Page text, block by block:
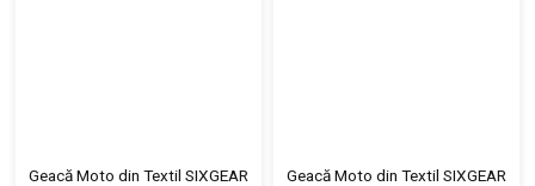
Geacă Moto din Textil SIXGEAR
Geacă Moto din Textil SIXGEAR